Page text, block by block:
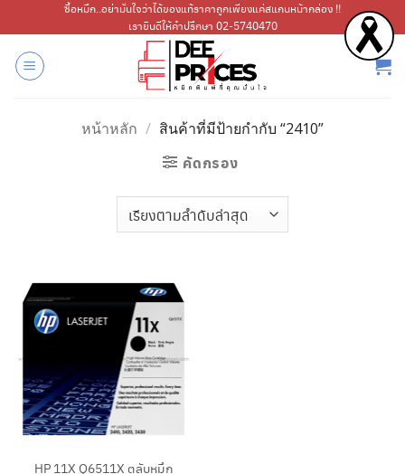
ไป
เนื้อหา
ซื้อหมึก..อย่ามั่นใจว่าได้ของแท้ราคาถูกเพียงแค่สแกนหน้ากล่อง !!
เรายินดีให้คำปรึกษา 02-5740470
หน้าหลัก / สินค้าที่มีป้ายกำกับ “2410”
คัดกรอง
HP 11X Q6511X ตลับหมึก